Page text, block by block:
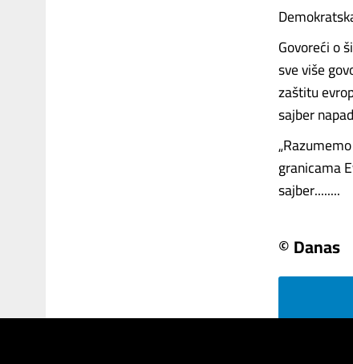
Govoreći o
sve više
zaštitu
sajber
granicama
sajber........
© Danas